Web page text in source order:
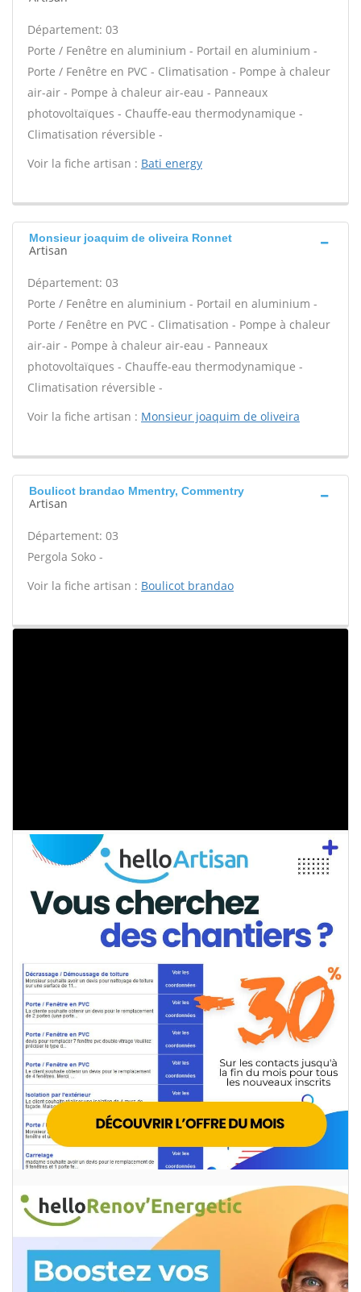
Département: 03
Porte / Fenêtre en aluminium - Portail en aluminium -
Porte / Fenêtre en PVC - Climatisation - Pompe à chaleur
air-air - Pompe à chaleur air-eau - Panneaux
photovoltaïques - Chauffe-eau thermodynamique -
Climatisation réversible -
Voir la fiche artisan : Bati energy
Monsieur joaquim de oliveira Ronnet
Artisan
Département: 03
Porte / Fenêtre en aluminium - Portail en aluminium -
Porte / Fenêtre en PVC - Climatisation - Pompe à chaleur
air-air - Pompe à chaleur air-eau - Panneaux
photovoltaïques - Chauffe-eau thermodynamique -
Climatisation réversible -
Voir la fiche artisan : Monsieur joaquim de oliveira
Boulicot brandao Mmentry, Commentry
Artisan
Département: 03
Pergola Soko -
Voir la fiche artisan : Boulicot brandao